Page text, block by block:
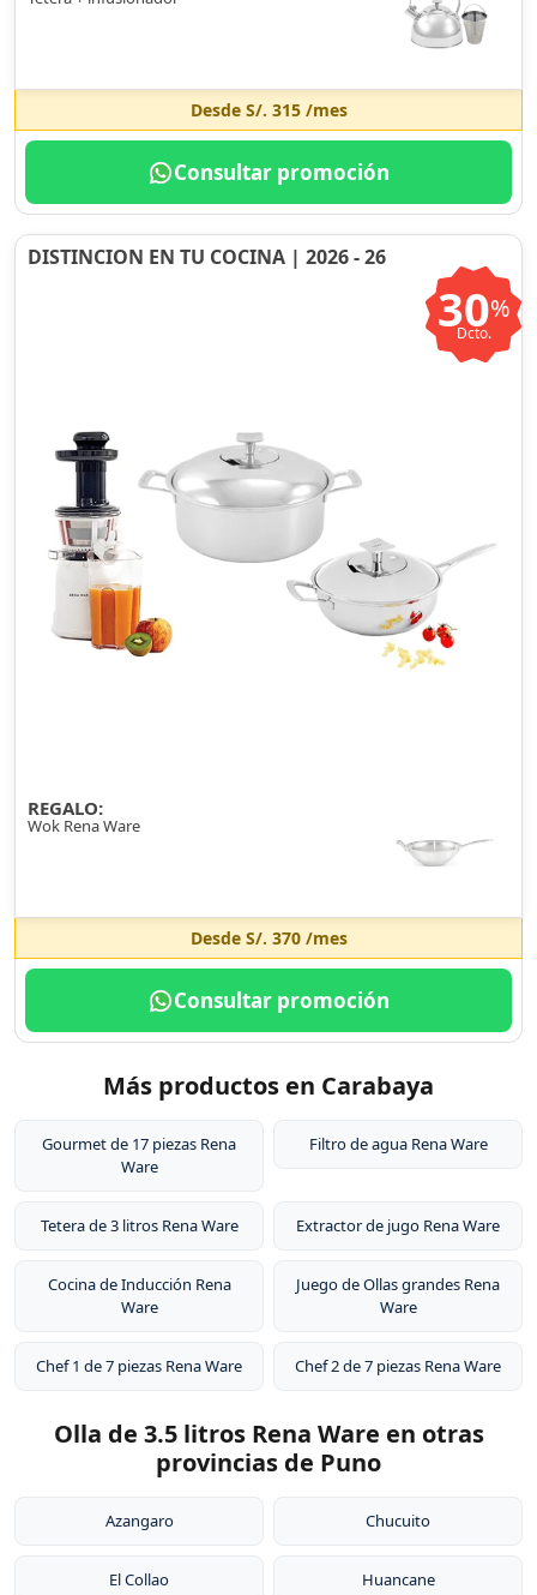
Desde S/. 315/mes
Consultar promoción
DISTINCION EN TU COCINA | 2026 - 26
30%
Dcto.
REGALO:
Wok Rena Ware
Desde S/. 370/mes
Consultar promoción
Más productos en Carabaya
Gourmet de 17 piezas Rena
Ware
Filtro de agua Rena Ware
Tetera de 3 litros Rena Ware Extractor de jugo Rena Ware
Cocina de Inducción Rena
Ware
Juego de Ollas grandes Rena
Ware
Chef 1 de 7 piezas Rena Ware Chef 2 de 7 piezas Rena Ware
Olla de 3.5 litros Rena Ware en otras
provincias de Puno
Azangaro Chucuito
El Collao Huancane